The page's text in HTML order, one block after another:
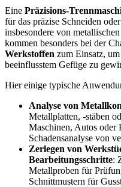
Eine Präzisions-
für das präzise Schneiden
insbesondere von
kommen besonders bei der
Werkstoffen zum Einsatz,
beeinflusstem Gefüge zu
Hier einige typische
Analyse von
Metallplatten, -stäben
Maschinen, Autos oder
Schadensanalyse von
Zerlegen von
Bearbeitungsschritte:
Metallproben für
Schnittmustern für